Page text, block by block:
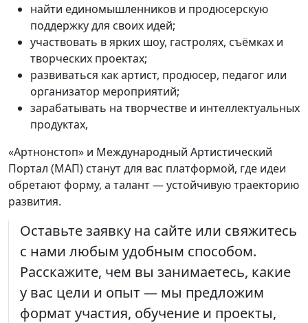
найти единомышленников и продюсерскую
поддержку для своих идей;
участвовать в ярких шоу, гастролях, съёмках и
творческих проектах;
развиваться как артист, продюсер, педагог или
организатор мероприятий;
зарабатывать на творчестве и интеллектуальных
продуктах,
«Артнонстоп» и Международный Артистический
Портал (МАП) станут для вас платформой, где идеи
обретают форму, а талант — устойчивую траекторию
развития.
Оставьте заявку на сайте или свяжитесь
с нами любым удобным способом.
Расскажите, чем вы занимаетесь, какие
у вас цели и опыт — мы предложим
формат участия, обучение и проекты,